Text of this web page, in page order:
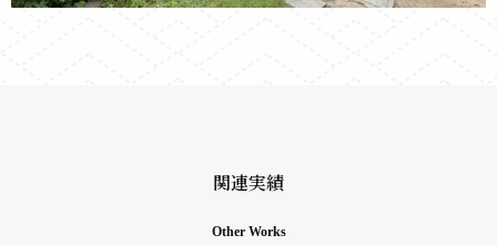
関連実績
Other Works